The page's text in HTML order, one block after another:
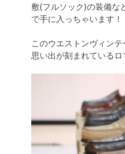
敷(フルソック)の装備な
で手に入っちゃいます！
このウエストンヴィン
思い出が刻まれている